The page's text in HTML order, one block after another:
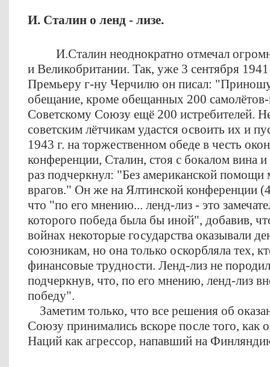
И. Сталин о ленд - лизе.
И.Сталин неоднократно отмечал
и Великобритании. Так, уже 3 сентября
Премьеру г-ну Черчилю он писал: "Приношу
обещание, кроме обещанных 200
Советскому Союзу ещё 200 истребителей.
советским лётчикам удастся освоить их и
1943 г. на торжественном обеде в честь
конференции, Сталин, стоя с бокалом вина
раз подчеркнул: "Без американской помощи
врагов." Он же на Ялтинской конференции
что "по его мнению... ленд-лиз - это
которого победа была бы иной", добавив,
войнах некоторые государства оказывали
союзникам, но она только оскорбляла тех,
финансовые трудности. Ленд-лиз не
подчеркнув, что, по его мнению, ленд-лиз
победу".
Заметим только, что все решения об
Союзу принимались вскоре после того, как
Наций как агрессор, напавший на